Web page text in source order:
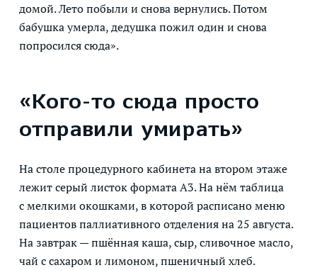
домой. Лето побыли и снова вернулись. Потом
бабушка умерла, дедушка пожил один и снова
попросился сюда».
«Кого-то сюда просто
отправили умирать»
На столе процедурного кабинета на втором этаже
лежит серый листок формата А3. На нём таблица
с мелкими окошками, в которой расписано меню
пациентов паллиативного отделения на 25 августа.
На завтрак — пшённая каша, сыр, сливочное масло,
чай с сахаром и лимоном, пшеничный хлеб.